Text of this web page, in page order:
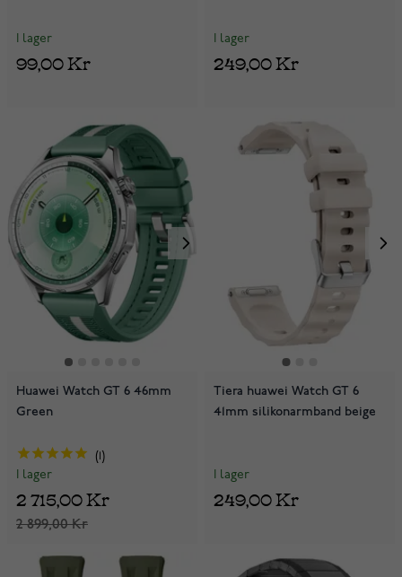
I lager
99,00 Kr
I lager
249,00 Kr
Huawei Watch GT 6 46mm
Green
I lager
2 899,00 Kr
2 715,00 Kr
Tiera huawei Watch GT 6
41mm silikonarmband beige
I lager
249,00 Kr